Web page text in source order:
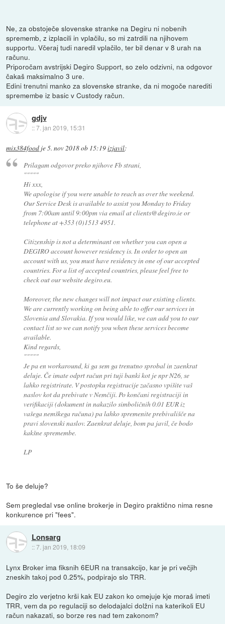
Ne, za obstoječe slovenske stranke na Degiru ni nobenih
sprememb, z izplacili in vplačilu, so mi zatrdili na njihovem
supportu. Včeraj tudi naredil vplačilo, ter bil denar v 8 urah na
računu.
Priporočam avstrijski Degiro Support, so zelo odzivni, na odgovor
čakaš maksimalno 3 ure.
Edini trenutni manko za slovenske stranke, da ni mogoče narediti
spremembe iz basic v Custody račun.
gdjv
::7. jan 2019, 15:31
mix384food je5. nov 2018 ob 15:19izjavil:
Prilagam odgovor preko njihove Fb strani,
"""""
Hi xxx,
We apologise if you were unable to reach us over the weekend.
Our Service Desk is available to assist you Monday to Friday
from 7:00am until 9:00pm via email at clients@degiro.ie or
telephone at +353 (0)1513 4951.
Citizenship is not a determinant on whether you can open a
DEGIRO account however residency is. In order to open an
account with us, you must have residency in one of our accepted
countries. For a list of accepted countries, please feel free to
check out our website degiro.eu.
Moreover, the new changes will not impact our existing clients.
We are currently working on being able to offer our services in
Slovenia and Slovakia. If you would like, we can add you to our
contact list so we can notify you when these services become
available.
Kind regards,
"""""
Je pa en workaround, ki ga sem ga trenutno sprobal in zaenkrat
deluje. Če imate odprt račun pri tuji banki kot je npr N26, se
lahko registrirate. V postopku registracije začasno vpišite vaš
naslov kot da prebivate v Nemčiji. Po končani registraciji in
verifikaciji (dokument in nakazilo simboličnih 0.01 EUR iz
vašega nemškega računa) pa lahko spremenite prebivališče na
pravi slovenski naslov. Zaenkrat deluje, bom pa javil, če bodo
kakšne spremembe.
LP
To še deluje?
Sem pregledal vse online brokerje in Degiro praktično nima resne
konkurence pri "fees".
Lonsarg
::7. jan 2019, 18:09
Lynx Broker ima fiksnih 6EUR na transakcijo, kar je pri večjih
zneskih takoj pod 0.25%, podpirajo slo TRR.
Degiro zlo verjetno krši kak EU zakon ko omejuje kje moraš imeti
TRR, vem da po regulaciji so delodajalci dolžni na katerikoli EU
račun nakazati, so borze res nad tem zakonom?